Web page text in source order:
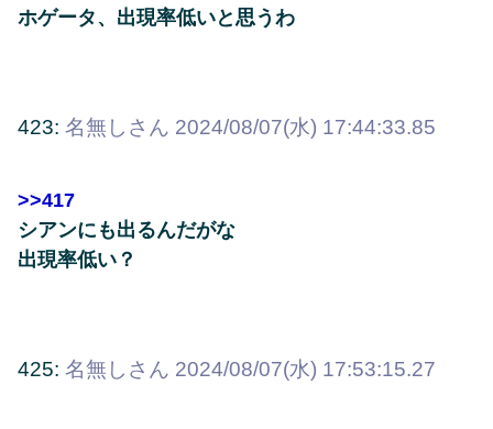
ホゲータ、出現率低いと思うわ
423: 名無しさん 2024/08/07(水) 17:44:33.85
>>417
シアンにも出るんだがな
出現率低い？
425: 名無しさん 2024/08/07(水) 17:53:15.27